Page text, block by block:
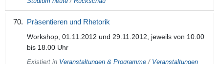
Präsentieren und Rhetorik
Workshop, 01.11.2012 und 29.11.2012, jeweils von 10.00
bis 18.00 Uhr
Existiert in Veranstaltungen & Programme / Veranstaltungen